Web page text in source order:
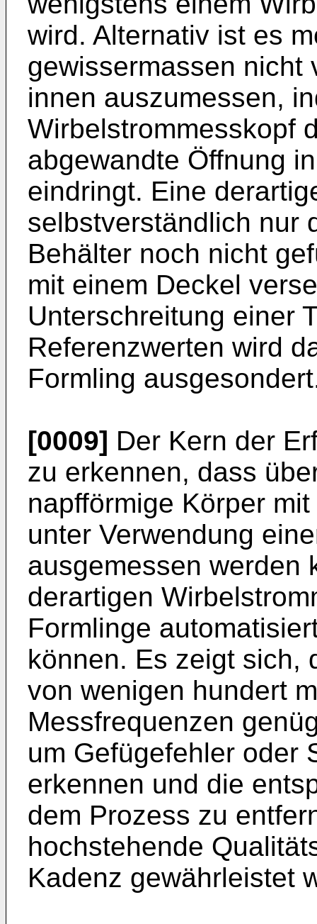
wird. Alternativ ist es
gewissermassen nicht
innen auszumessen,
Wirbelstrommesskopf
abgewandte Öffnung
eindringt. Eine
selbstverständlich nur
Behälter noch nicht
mit einem Deckel
Unterschreitung einer
Referenzwerten wird
Formling
[0009] Der Kern der
zu erkennen, dass
napfförmige Körper
unter Verwendung
ausgemessen werden
derartigen
Formlinge
können. Es zeigt sich,
von wenigen hundert
Messfrequenzen
um Gefügefehler oder
erkennen und die
dem Prozess zu
hochstehende
Kadenz gewährleistet